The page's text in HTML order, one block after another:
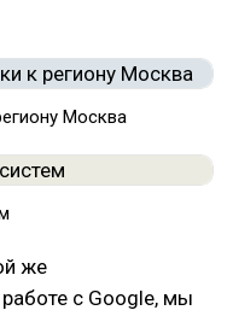
Москва
же
с Google, мы